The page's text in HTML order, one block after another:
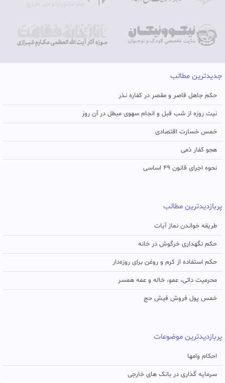
جدیدترین مطالب
حکم جاهل قاصر و مقصر در کفاره نذر
نیت روزه از شب قبل و انجام سهوی مبطل در آن روز
خمس خسارت اقتصادی
هجو کفار ذمی
نحوه اجرای قانون ۴۹ اساسی
پربازدیدترین مطالب
طریقه خواندن نماز آیات
حکم نگهداری خرگوش در خانه
حکم استفاده از کرم و روغن برای روزه‌دار
محرمیت دائی، عمو، خاله و عمه همسر
خمس پول فروش فیش حج
پربازدیدترین موضوعات
احکام وامها
سرمایه گذاری در بانک های خارجی